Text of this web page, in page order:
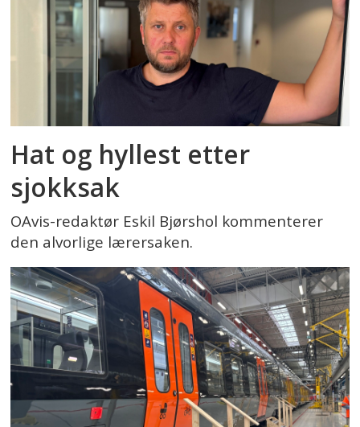
Hat og hyllest etter
sjokksak
OAvis-redaktør Eskil Bjørshol kommenterer
den alvorlige lærersaken.